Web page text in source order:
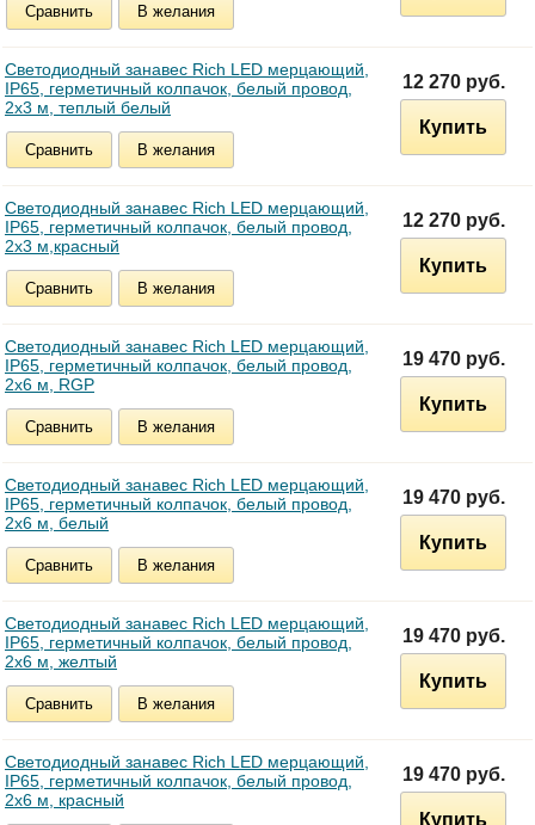
Сравнить В желания
Светодиодный занавес Rich LED мерцающий,
IP65, герметичный колпачок, белый провод,
2х3 м, теплый белый
Сравнить В желания
12 270 руб.
Купить
Светодиодный занавес Rich LED мерцающий,
IP65, герметичный колпачок, белый провод,
2х3 м,красный
Сравнить В желания
12 270 руб.
Купить
Светодиодный занавес Rich LED мерцающий,
IP65, герметичный колпачок, белый провод,
2х6 м, RGP
Сравнить В желания
19 470 руб.
Купить
Светодиодный занавес Rich LED мерцающий,
IP65, герметичный колпачок, белый провод,
2х6 м, белый
Сравнить В желания
19 470 руб.
Купить
Светодиодный занавес Rich LED мерцающий,
IP65, герметичный колпачок, белый провод,
2х6 м, желтый
Сравнить В желания
19 470 руб.
Купить
Светодиодный занавес Rich LED мерцающий,
IP65, герметичный колпачок, белый провод,
2х6 м, красный
19 470 руб.
Купить